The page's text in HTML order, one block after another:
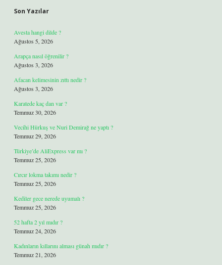
Son Yazılar
Avesta hangi dilde ?
Ağustos 5, 2026
Arapça nasıl öğrenilir ?
Ağustos 3, 2026
Afacan kelimesinin zıttı nedir ?
Ağustos 3, 2026
Karatede kaç dan var ?
Temmuz 30, 2026
Vecihi Hürkuş ve Nuri Demirağ ne yaptı ?
Temmuz 29, 2026
Türkiye’de AliExpress var mı ?
Temmuz 25, 2026
Cırcır lokma takımı nedir ?
Temmuz 25, 2026
Kediler gece nerede uyumalı ?
Temmuz 25, 2026
52 hafta 2 yıl mıdır ?
Temmuz 24, 2026
Kadınların kıllarını alması günah mıdır ?
Temmuz 21, 2026